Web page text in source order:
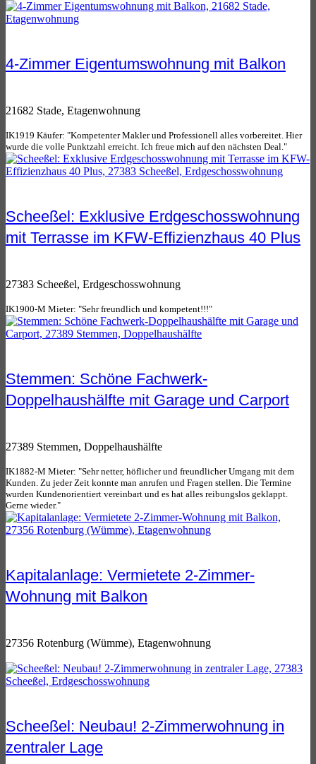
4-Zimmer Eigentumswohnung mit Balkon
21682 Stade, Etagenwohnung
IK1919 Käufer: "Kompetenter Makler und Professionell alles vorbereitet. Hier
wurde die volle Punktzahl erreicht. Ich freue mich auf den nächsten Deal."
Scheeßel: Exklusive Erdgeschosswohnung
mit Terrasse im KFW-Effizienzhaus 40 Plus
27383 Scheeßel, Erdgeschosswohnung
IK1900-M Mieter: "Sehr freundlich und kompetent!!!"
Stemmen: Schöne Fachwerk-
Doppelhaushälfte mit Garage und Carport
27389 Stemmen, Doppelhaushälfte
IK1882-M Mieter: "Sehr netter, höflicher und freundlicher Umgang mit dem
Kunden. Zu jeder Zeit konnte man anrufen und Fragen stellen. Die Termine
wurden Kundenorientiert vereinbart und es hat alles reibungslos geklappt.
Gerne wieder."
Kapitalanlage: Vermietete 2-Zimmer-
Wohnung mit Balkon
27356 Rotenburg (Wümme), Etagenwohnung
Scheeßel: Neubau! 2-Zimmerwohnung in
zentraler Lage